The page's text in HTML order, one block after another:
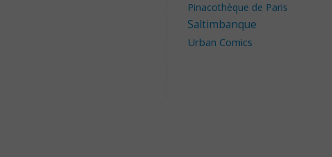
Pinacothèque de Paris
Saltimbanque
Urban Comics